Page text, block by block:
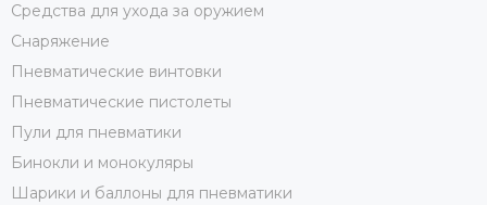
Средства для ухода за оружием
Снаряжение
Пневматические винтовки
Пневматические пистолеты
Пули для пневматики
Бинокли и монокуляры
Шарики и баллоны для пневматики